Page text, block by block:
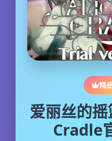
精
爱丽丝的
Cradle